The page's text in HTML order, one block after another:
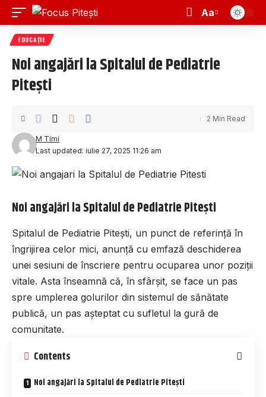
Aa
EDUCAȚIE
Noi angajări la Spitalul de Pediatrie
Pitești
Last updated: iulie 27, 2025 11:26 am
M Timi
2 Min Read
Noi angajări la Spitalul de Pediatrie Pitești
Spitalul de Pediatrie Pitești, un punct de referință în
îngrijirea celor mici, anunță cu emfază deschiderea
unei sesiuni de înscriere pentru ocuparea unor poziții
vitale. Asta înseamnă că, în sfârșit, se face un pas
spre umplerea golurilor din sistemul de sănătate
publică, un pas așteptat cu sufletul la gură de
comunitate.
Contents
Noi angajări la Spitalul de Pediatrie Pitești